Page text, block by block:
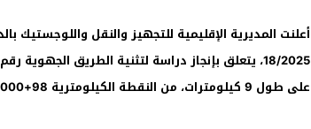
أعلنت المديرية الإقليمية للتجهيز والنقل
على طول 9 كيلومترات، من النقطة الكيلومترية 98+000 إلى 107+000.